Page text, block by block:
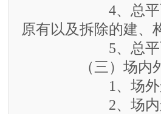
4、总平面布置
原有以及拆除的建、
5、总平面布
（三）场内外
1、场外运输
2、场内运输